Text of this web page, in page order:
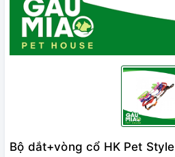
Bộ dắt+vòng cổ HK Pet Style